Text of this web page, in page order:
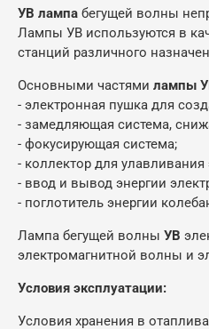
УВ лампа бегущей волны
Лампы УВ используются в
станций различного
Основными частями лампы
- электронная пушка для
- замедляющая система,
- фокусирующая система;
- коллектор для улавливания
- ввод и вывод энергии
- поглотитель энергии
Лампа бегущей волны УВ
электромагнитной волны и
Условия эксплуатации:
Условия хранения в